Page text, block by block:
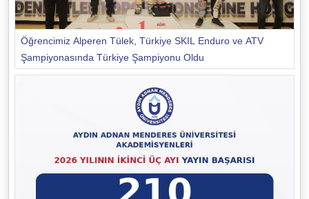
Öğrencimiz Alperen Tülek, Türkiye SKIL Enduro ve ATV
Şampiyonasında Türkiye Şampiyonu Oldu